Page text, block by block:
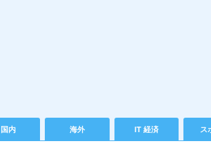
国内 海外 IT 経済 ス